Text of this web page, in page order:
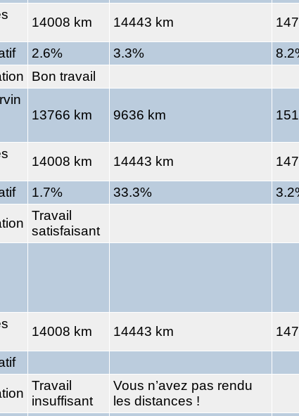
14008 km 14443 km
2.6% 3.3%
Bon travail
13766 km 9636 km
14008 km 14443 km
1.7% 33.3%
Travail
satisfaisant
14008 km 14443 km
Travail
insuffisant
Vous n’avez pas rendu
les distances !